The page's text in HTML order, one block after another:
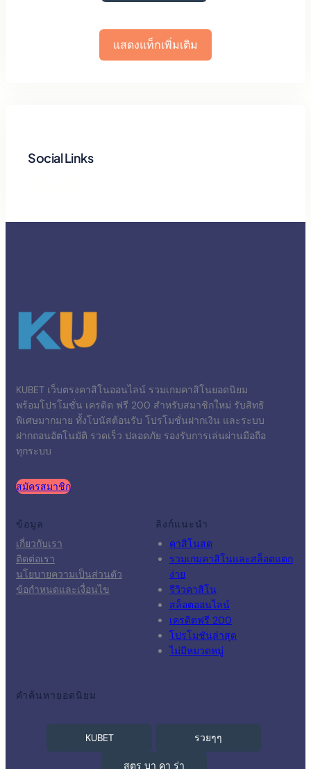
แสดงแท็กเพิ่มเติม
Social Links
KUBET เว็บตรงคาสิโนออนไลน์ รวมเกมคาสิโนยอดนิยม
พร้อมโปรโมชั่น เครดิต ฟรี 200 สำหรับสมาชิกใหม่ รับสิทธิ
พิเศษมากมาย ทั้งโบนัสต้อนรับ โปรโมชั่นฝากเงิน และระบบ
ฝากถอนอัตโนมัติ รวดเร็ว ปลอดภัย รองรับการเล่นผ่านมือถือ
ทุกระบบ
สมัครสมาชิก
ข้อมูล
เกี่ยวกับเรา
ติดต่อเรา
นโยบายความเป็นส่วนตัว
ข้อกำหนดและเงื่อนไข
ลิงก์แนะนำ
คาสิโนสด
รวมเกมคาสิโนและสล็อตแตก
ง่าย
รีวิวคาสิโน
สล็อตออนไลน์
เครดิตฟรี 200
โปรโมชันล่าสุด
ไม่มีหมวดหมู่
คำค้นหายอดนิยม
KUBET รวยๆๆ
สูตร บา คา ร่า